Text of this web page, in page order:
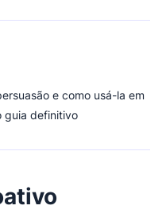
e como usá-la em
guia definitivo